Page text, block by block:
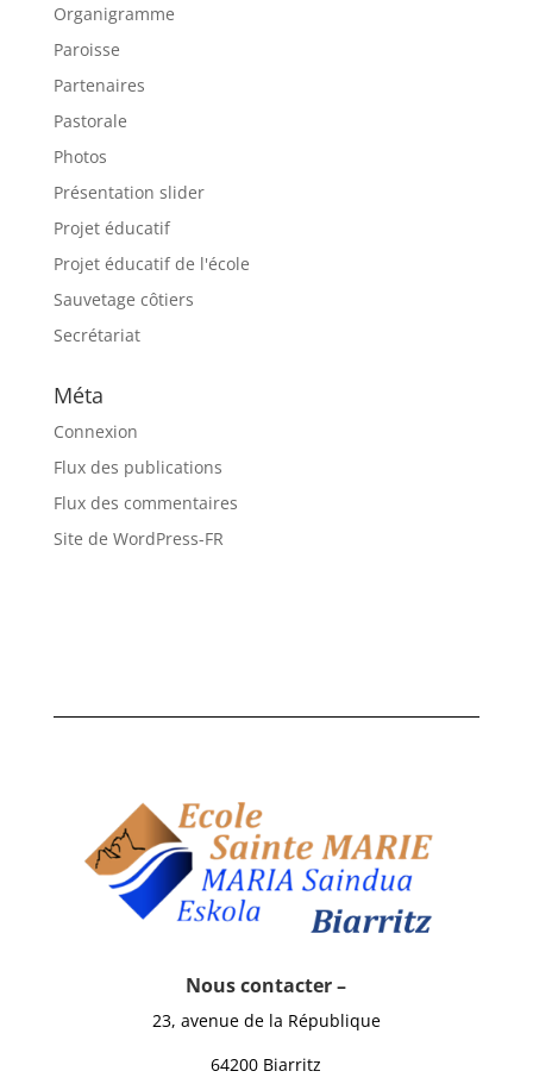
Organigramme
Paroisse
Partenaires
Pastorale
Photos
Présentation slider
Projet éducatif
Projet éducatif de l'école
Sauvetage côtiers
Secrétariat
Méta
Connexion
Flux des publications
Flux des commentaires
Site de WordPress-FR
Nous contacter –
23, avenue de la République
64200 Biarritz